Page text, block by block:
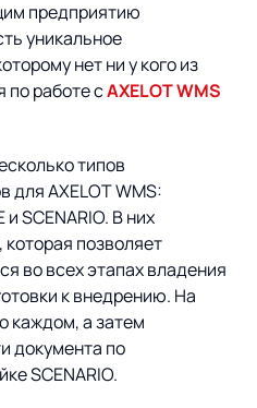
Оборудование для склада
AXELOT AI
предприятию
уникальное
нет ни у кого из
по работе сAXELOT WMS
типов
для AXELOT WMS:
и SCENARIO. В них
позволяет
во всех этапах владения
к внедрению. На
каждом, а затем
документа по
SCENARIO.